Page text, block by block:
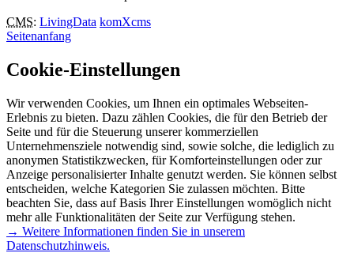
CMS: LivingData komXcms
Seitenanfang
Cookie-Einstellungen
Wir verwenden Cookies, um Ihnen ein optimales Webseiten-
Erlebnis zu bieten. Dazu zählen Cookies, die für den Betrieb der
Seite und für die Steuerung unserer kommerziellen
Unternehmensziele notwendig sind, sowie solche, die lediglich zu
anonymen Statistikzwecken, für Komforteinstellungen oder zur
Anzeige personalisierter Inhalte genutzt werden. Sie können selbst
entscheiden, welche Kategorien Sie zulassen möchten. Bitte
beachten Sie, dass auf Basis Ihrer Einstellungen womöglich nicht
mehr alle Funktionalitäten der Seite zur Verfügung stehen.
→ Weitere Informationen finden Sie in unserem
Datenschutzhinweis.